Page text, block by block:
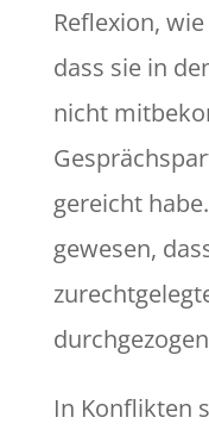
Reflexion,
dass sie in
nicht
gereicht
gewesen,
In Konflikten